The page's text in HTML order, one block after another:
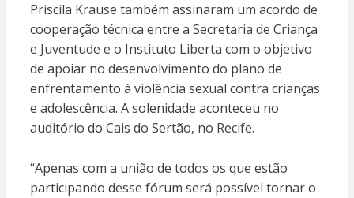
Priscila Krause também assinaram um acordo de
cooperação técnica entre a Secretaria de Criança
e Juventude e o Instituto Liberta com o objetivo
de apoiar no desenvolvimento do plano de
enfrentamento à violência sexual contra crianças
e adolescência. A solenidade aconteceu no
auditório do Cais do Sertão, no Recife.
“Apenas com a união de todos os que estão
participando desse fórum será possível tornar o